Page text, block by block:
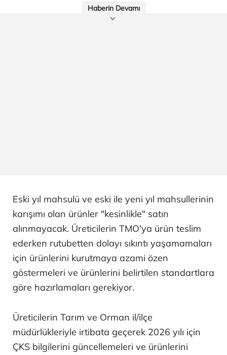
Haberin Devamı
Eski yıl mahsulü ve eski ile yeni yıl mahsullerinin
karışımı olan ürünler "kesinlikle" satın
alınmayacak. Üreticilerin TMO'ya ürün teslim
ederken rutubetten dolayı sıkıntı yaşamamaları
için ürünlerini kurutmaya azami özen
göstermeleri ve ürünlerini belirtilen standartlara
göre hazırlamaları gerekiyor.
Üreticilerin Tarım ve Orman il/ilçe
müdürlükleriyle irtibata geçerek 2026 yılı için
ÇKS bilgilerini güncellemeleri ve ürünlerini